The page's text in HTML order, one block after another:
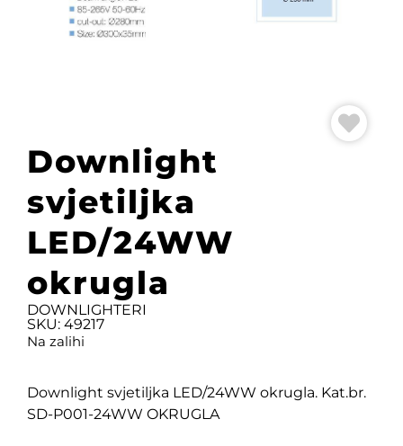
Downlight
svjetiljka
LED/24WW
okrugla
DOWNLIGHTERI
SKU: 49217
Na zalihi
Downlight svjetiljka LED/24WW okrugla. Kat.br.
SD-P001-24WW OKRUGLA